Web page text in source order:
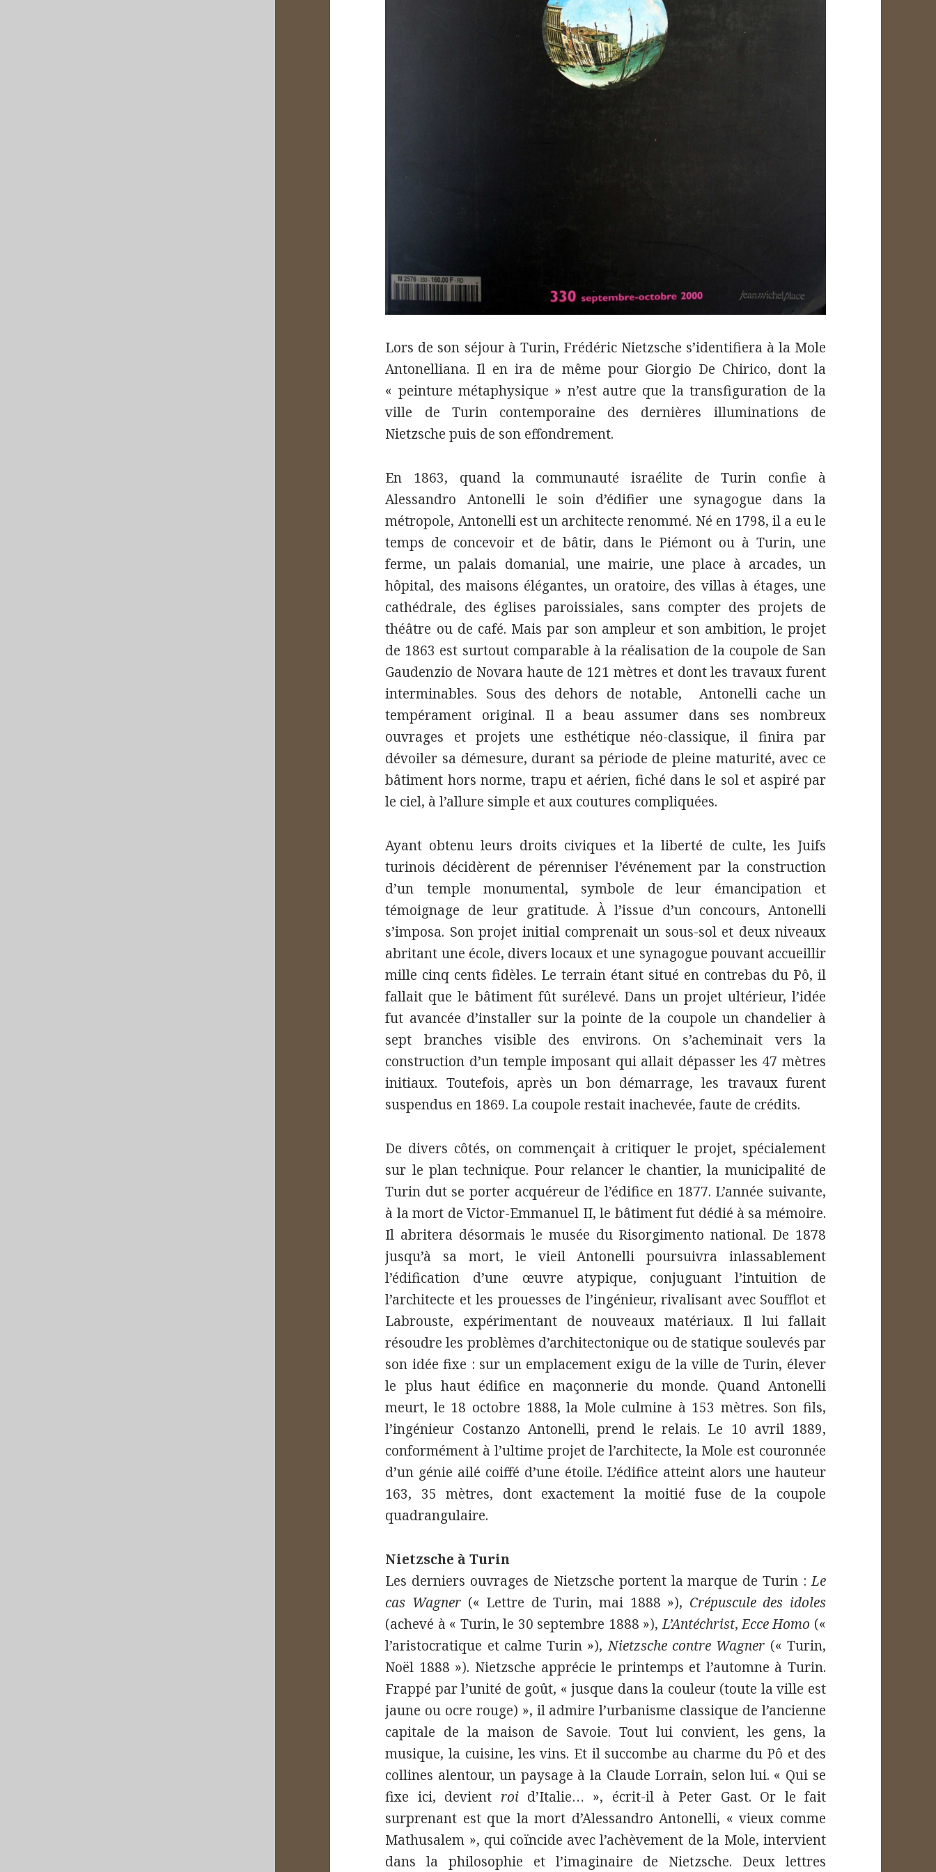
Lors de son séjour à Turin, Frédéric Nietzsche s’identifiera à la Mole
Antonelliana. Il en ira de même pour Giorgio De Chirico, dont la
« peinture métaphysique » n’est autre que la transfiguration de la
ville de Turin contemporaine des dernières illuminations de
Nietzsche puis de son effondrement.
En 1863, quand la communauté israélite de Turin confie à
Alessandro Antonelli le soin d’édifier une synagogue dans la
métropole, Antonelli est un architecte renommé. Né en 1798, il a eu le
temps de concevoir et de bâtir, dans le Piémont ou à Turin, une
ferme, un palais domanial, une mairie, une place à arcades, un
hôpital, des maisons élégantes, un oratoire, des villas à étages, une
cathédrale, des églises paroissiales, sans compter des projets de
théâtre ou de café. Mais par son ampleur et son ambition, le projet
de 1863 est surtout comparable à la réalisation de la coupole de San
Gaudenzio de Novara haute de 121 mètres et dont les travaux furent
interminables. Sous des dehors de notable, Antonelli cache un
tempérament original. Il a beau assumer dans ses nombreux
ouvrages et projets une esthétique néo-classique, il finira par
dévoiler sa démesure, durant sa période de pleine maturité, avec ce
bâtiment hors norme, trapu et aérien, fiché dans le sol et aspiré par
le ciel, à l’allure simple et aux coutures compliquées.
Ayant obtenu leurs droits civiques et la liberté de culte, les Juifs
turinois décidèrent de pérenniser l’événement par la construction
d’un temple monumental, symbole de leur émancipation et
témoignage de leur gratitude. À l’issue d’un concours, Antonelli
s’imposa. Son projet initial comprenait un sous-sol et deux niveaux
abritant une école, divers locaux et une synagogue pouvant accueillir
mille cinq cents fidèles. Le terrain étant situé en contrebas du Pô, il
fallait que le bâtiment fût surélevé. Dans un projet ultérieur, l’idée
fut avancée d’installer sur la pointe de la coupole un chandelier à
sept branches visible des environs. On s’acheminait vers la
construction d’un temple imposant qui allait dépasser les 47 mètres
initiaux. Toutefois, après un bon démarrage, les travaux furent
suspendus en 1869. La coupole restait inachevée, faute de crédits.
De divers côtés, on commençait à critiquer le projet, spécialement
sur le plan technique. Pour relancer le chantier, la municipalité de
Turin dut se porter acquéreur de l’édifice en 1877. L’année suivante,
à la mort de Victor-Emmanuel II, le bâtiment fut dédié à sa mémoire.
Il abritera désormais le musée du Risorgimento national. De 1878
jusqu’à sa mort, le vieil Antonelli poursuivra inlassablement
l’édification d’une œuvre atypique, conjuguant l’intuition de
l’architecte et les prouesses de l’ingénieur, rivalisant avec Soufflot et
Labrouste, expérimentant de nouveaux matériaux. Il lui fallait
résoudre les problèmes d’architectonique ou de statique soulevés par
son idée fixe : sur un emplacement exigu de la ville de Turin, élever
le plus haut édifice en maçonnerie du monde. Quand Antonelli
meurt, le 18 octobre 1888, la Mole culmine à 153 mètres. Son fils,
l’ingénieur Costanzo Antonelli, prend le relais. Le 10 avril 1889,
conformément à l’ultime projet de l’architecte, la Mole est couronnée
d’un génie ailé coiffé d’une étoile. L’édifice atteint alors une hauteur
163, 35 mètres, dont exactement la moitié fuse de la coupole
quadrangulaire.
Nietzsche à Turin
Les derniers ouvrages de Nietzsche portent la marque de Turin :Le
cas Wagner(« Lettre de Turin, mai 1888 »), Crépuscule des idoles
(achevé à « Turin, le 30 septembre 1888 »),L’Antéchrist,Ecce Homo («
l’aristocratique et calme Turin »),Nietzsche contre Wagner (« Turin,
Noël 1888 »). Nietzsche apprécie le printemps et l’automne à Turin.
Frappé par l’unité de goût, « jusque dans la couleur (toute la ville est
jaune ou ocre rouge) », il admire l’urbanisme classique de l’ancienne
capitale de la maison de Savoie. Tout lui convient, les gens, la
musique, la cuisine, les vins. Et il succombe au charme du Pô et des
collines alentour, un paysage à la Claude Lorrain, selon lui. « Qui se
fixe ici, devient roid’Italie… », écrit-il à Peter Gast. Or le fait
surprenant est que la mort d’Alessandro Antonelli, « vieux comme
Mathusalem », qui coïncide avec l’achèvement de la Mole, intervient
dans la philosophie et l’imaginaire de Nietzsche. Deux lettres